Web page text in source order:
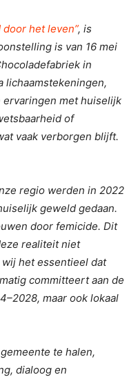
het leven”, is
is van 16 mei
in
lichaamstekeningen,
met huiselijk
of
vaak verborgen blijft.
regio werden in 2022
geweld gedaan.
door femicide. Dit
realiteit niet
het essentieel dat
committeert aan de
maar ook lokaal
te halen,
dialoog en